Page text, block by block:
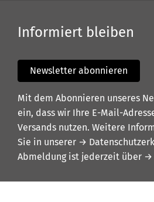
Informiert bleiben
Newsletter abonnieren
Mit dem Abonnieren unseres
ein, dass wir Ihre E-Mail-
Versands nutzen. Weitere
Sie in unserer →
Abmeldung ist jederzeit über →